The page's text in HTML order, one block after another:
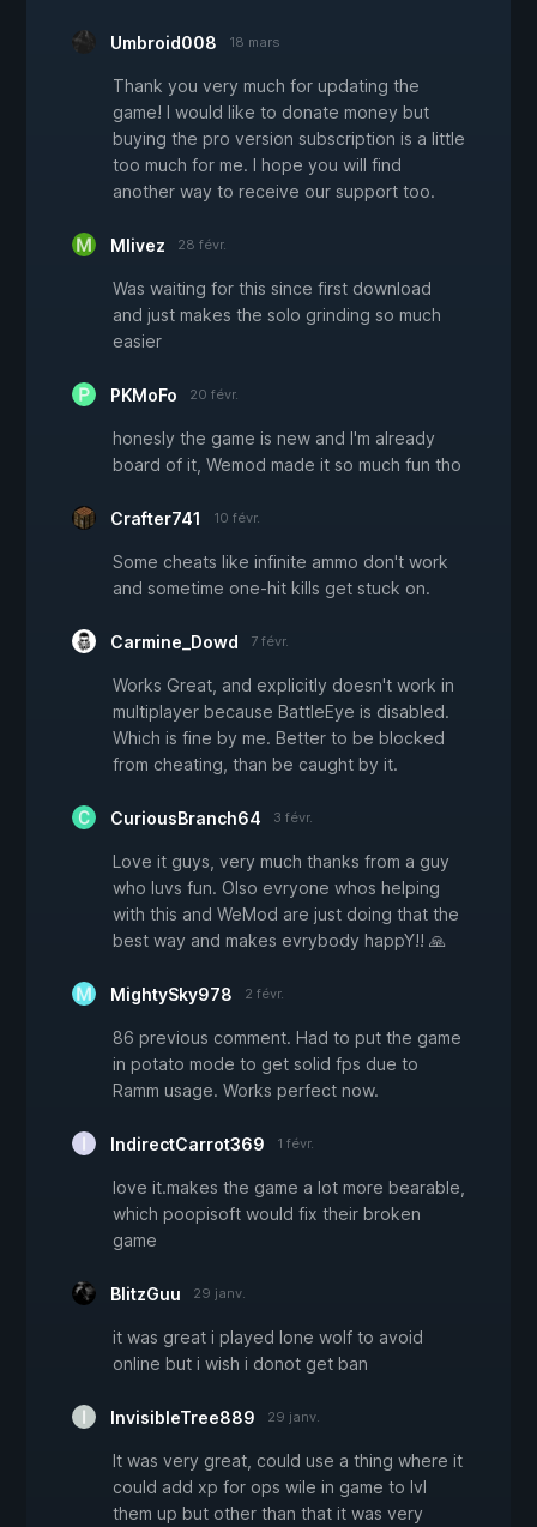
Umbroid008 18 mars
Thank you very much for updating the
game! I would like to donate money but
buying the pro version subscription is a little
too much for me. I hope you will find
another way to receive our support too.
Mlivez 28 févr.
Was waiting for this since first download
and just makes the solo grinding so much
easier
PKMoFo 20 févr.
honesly the game is new and I'm already
board of it, Wemod made it so much fun tho
Crafter741 10 févr.
Some cheats like infinite ammo don't work
and sometime one-hit kills get stuck on.
Carmine_Dowd 7 févr.
Works Great, and explicitly doesn't work in
multiplayer because BattleEye is disabled.
Which is fine by me. Better to be blocked
from cheating, than be caught by it.
CuriousBranch64 3 févr.
Love it guys, very much thanks from a guy
who luvs fun. Olso evryone whos helping
with this and WeMod are just doing that the
best way and makes evrybody happY!! 🙏
MightySky978 2 févr.
86 previous comment. Had to put the game
in potato mode to get solid fps due to
Ramm usage. Works perfect now.
IndirectCarrot369 1 févr.
love it.makes the game a lot more bearable,
which poopisoft would fix their broken
game
BlitzGuu 29 janv.
it was great i played lone wolf to avoid
online but i wish i donot get ban
InvisibleTree889 29 janv.
It was very great, could use a thing where it
could add xp for ops wile in game to lvl
them up but other than that it was very